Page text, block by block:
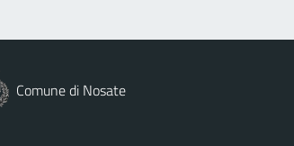
Comune di Nosate